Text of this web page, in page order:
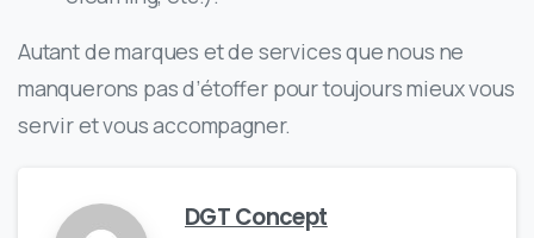
Autant de marques et de services que nous ne
manquerons pas d’étoffer pour toujours mieux vous
servir et vous accompagner.
DGT Concept